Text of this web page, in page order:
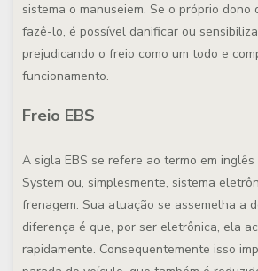
sistema o manuseiem. Se o próprio
fazê-lo, é possível danificar ou
prejudicando o freio como um todo e
funcionamento.
Freio EBS
A sigla EBS se refere ao termo em inglês
System ou, simplesmente, sistema
frenagem. Sua atuação se assemelha a
diferença é que, por ser eletrônica, ela
rapidamente. Consequentemente isso